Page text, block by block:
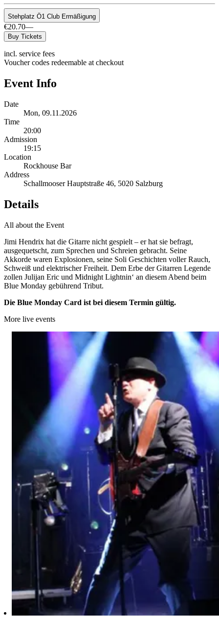
Stehplatz Ö1 Club Ermäßigung
€20.70—
Buy Tickets
incl. service fees
Voucher codes redeemable at checkout
Event Info
Date
Mon, 09.11.2026
Time
20:00
Admission
19:15
Location
Rockhouse Bar
Address
Schallmooser Hauptstraße 46, 5020 Salzburg
Details
All about the Event
Jimi Hendrix hat die Gitarre nicht gespielt – er hat sie befragt,
ausgequetscht, zum Sprechen und Schreien gebracht. Seine
Akkorde waren Explosionen, seine Soli Geschichten voller Rauch,
Schweiß und elektrischer Freiheit. Dem Erbe der Gitarren Legende
zollen Julijan Eric und Midnight Lightnin‘ an diesem Abend beim
Blue Monday gebührend Tribut.
Die Blue Monday Card ist bei diesem Termin gültig.
More live events